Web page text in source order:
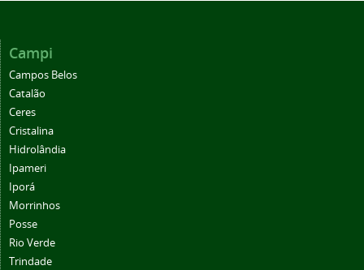
Campi
Campos Belos
Catalão
Ceres
Cristalina
Hidrolândia
Ipameri
Iporá
Morrinhos
Posse
Rio Verde
Trindade